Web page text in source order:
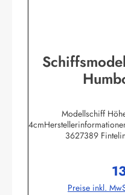
Modellschiff
3627389
Preise inkl.